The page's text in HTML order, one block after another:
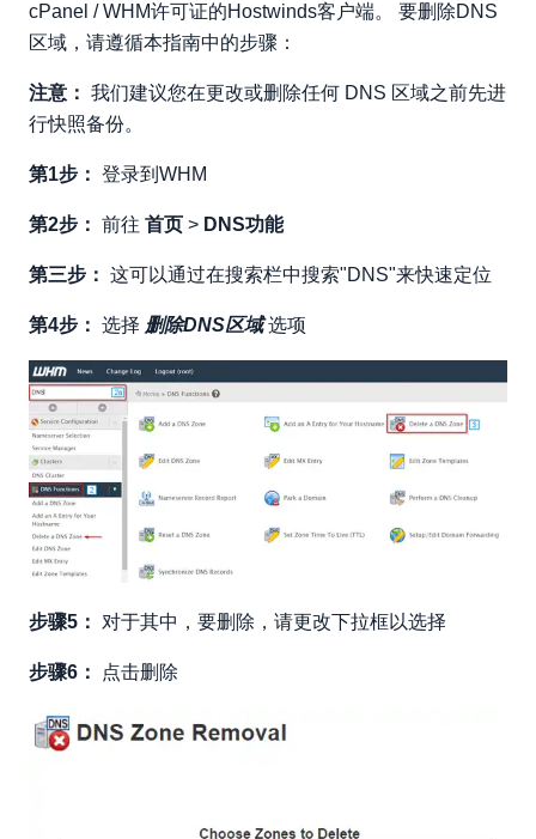
cPanel / WHM许可证的Hostwinds客户端。 要删除DNS
区域，请遵循本指南中的步骤：
注意： 我们建议您在更改或删除任何 DNS 区域之前先进
行快照备份。
第1步： 登录到WHM
第2步： 前往 首页 > DNS功能
第三步： 这可以通过在搜索栏中搜索"DNS"来快速定位
第4步： 选择 删除DNS区域选项
步骤5： 对于其中，要删除，请更改下拉框以选择
步骤6： 点击删除